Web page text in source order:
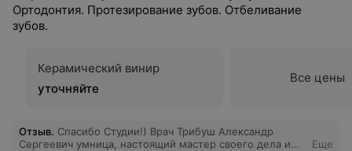
Ортодонтия. Протезирование зубов. Отбеливание
зубов.
Керамический винир
уточняйте
Все цены
Отзыв. Спасибо Студии!) Врач Трибуш Александр
Сергеевич умница, настоящий мастер своего дела и
Еще